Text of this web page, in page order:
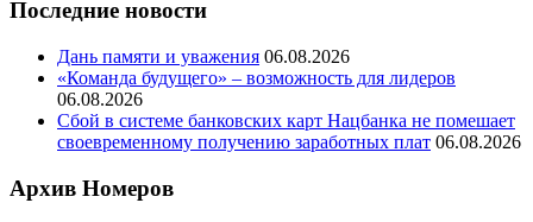
Последние новости
Дань памяти и уважения 06.08.2026
«Команда будущего» – возможность для лидеров
06.08.2026
Сбой в системе банковских карт Нацбанка не помешает
своевременному получению заработных плат 06.08.2026
Архив Номеров